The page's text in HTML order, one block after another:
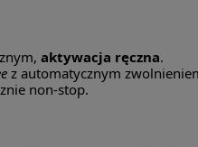
aktywacja ręczna.
z automatycznym
non-stop.